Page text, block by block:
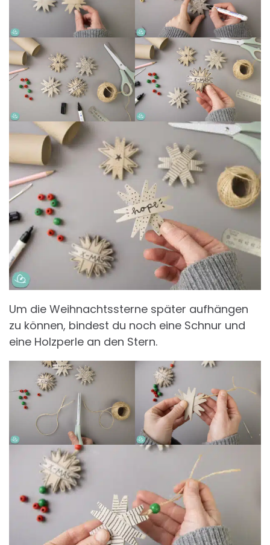
Um die Weihnachtssterne später aufhängen
zu können, bindest du noch eine Schnur und
eine Holzperle an den Stern.